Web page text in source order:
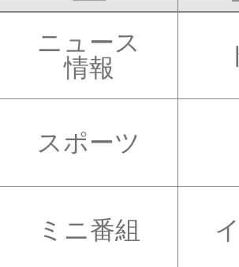
ニュース
情報
スポーツ
ミニ番組